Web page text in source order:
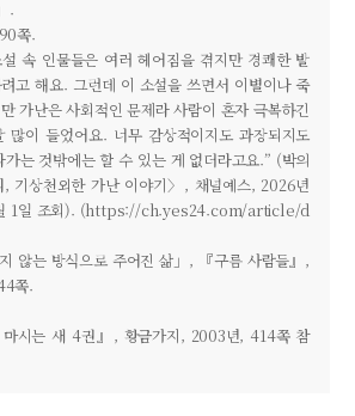
.
쪽.
속 인물들은 여러 헤어짐을 겪지만 경쾌한 발
고 해요. 그런데 이 소설을 쓰면서 이별이나 죽
가난은 사회적인 문제라 사람이 혼자 극복하긴
많이 들었어요. 너무 감상적이지도 과장되지도
는 것밖에는 할 수 있는 게 없더라고요.” (박의
기상천외한 가난 이야기〉, 채널예스, 2026년
1일 조회). (https://ch.yes24.com/article/d
않는 방식으로 주어진 삶」, 『구름 사람들』,
쪽.
시는 새 4권』, 황금가지, 2003년, 414쪽 참